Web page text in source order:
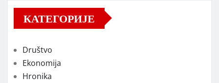
КАТЕГОРИЈЕ
Društvo
Ekonomija
Hronika